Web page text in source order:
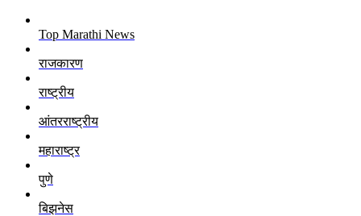
Top Marathi News
राजकारण
राष्ट्रीय
आंतरराष्ट्रीय
महाराष्ट्र
पुणे
बिझनेस